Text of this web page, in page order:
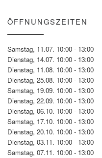
ÖFFNUNGSZEITEN
Samstag, 11.07. 10:00 - 13:00
Dienstag, 14.07. 10:00 - 13:00
Dienstag, 11.08. 10:00 - 13:00
Dienstag, 25.08. 10:00 - 13:00
Samstag, 19.09. 10:00 - 13:00
Dienstag, 22.09. 10:00 - 13:00
Dienstag, 06.10. 10:00 - 13:00
Samstag, 17.10. 10:00 - 13:00
Dienstag, 20.10. 10:00 - 13:00
Dienstag, 03.11. 10:00 - 13:00
Samstag, 07.11. 10:00 - 13:00